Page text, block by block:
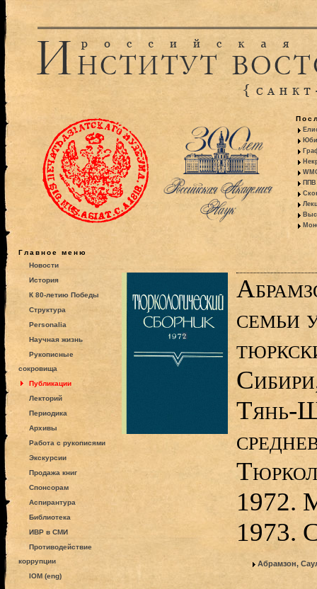
ППВ
Главное меню
Новости
История
К 80-летию Победы
Структура
Personalia
Научная жизнь
Рукописные
сокровища
Публикации
Лекторий
Периодика
Архивы
Работа с рукописями
Экскурсии
Продажа книг
Спонсорам
Аспирантура
Библиотека
ИВР в СМИ
Противодействие
коррупции
IOM (eng)
семьи
Тянь-
1972.
1973.
Абрамзон,